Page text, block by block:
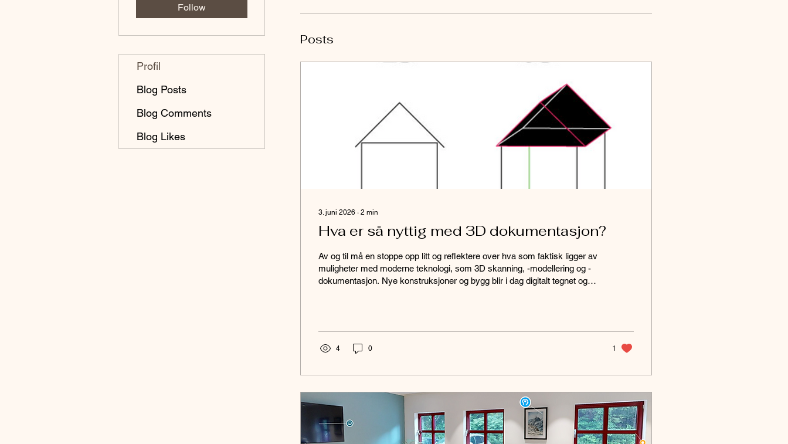
Posts
3. juni 2026 ∙ 2 min
Hva er så nyttig med 3D dokumentasjon?
Av og til må en stoppe opp litt og reflektere over hva som faktisk ligger av
muligheter med moderne teknologi, som 3D skanning, -modellering og -
dokumentasjon. Nye konstruksjoner og bygg blir i dag digitalt tegnet og
bredde. En digital tegning i et CAD (Computer...
4 0 1
Follow
Profil
Blog Posts
Blog Comments
Blog Likes